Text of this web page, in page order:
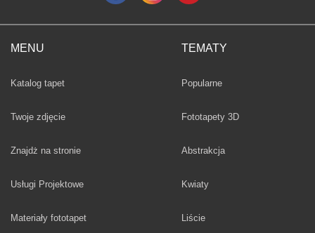
MENU
Katalog tapet
Twoje zdjęcie
Znajdż na stronie
Usługi Projektowe
Materiały fototapet
TEMATY
Fototapety
Popularne
Fototapety 3D
Fototapety
Abstrakcja
Fototapety
Kwiaty
Fototapety
Liście